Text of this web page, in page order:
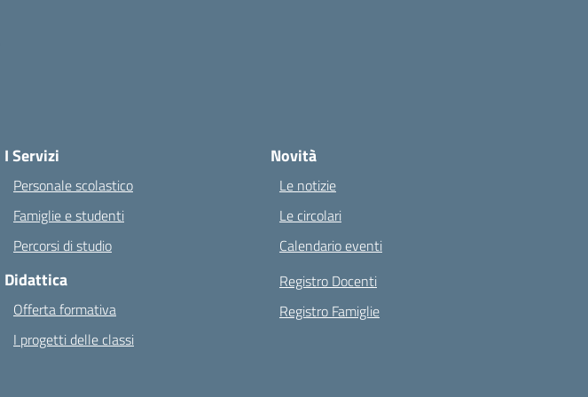
I Servizi
Personale scolastico
Famiglie e studenti
Percorsi di studio
Didattica
Offerta formativa
I progetti delle classi
Novità
Le notizie
Le circolari
Calendario eventi
Registro Docenti
Registro Famiglie